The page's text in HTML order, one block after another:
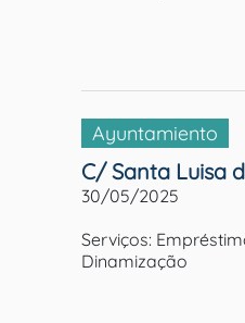
Ayuntamiento
C/ Santa Luisa
30/05/2025
Serviços:
Dinamização